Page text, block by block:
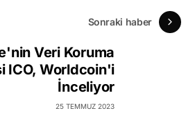
Sonraki haber
Veri Koruma
ICO, Worldcoin'i
İnceliyor
25 TEMMUZ 2023